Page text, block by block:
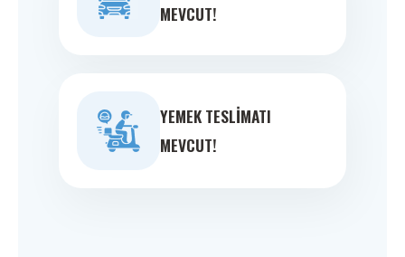
MEVCUT!
YEMEK TESLIMATI
MEVCUT!